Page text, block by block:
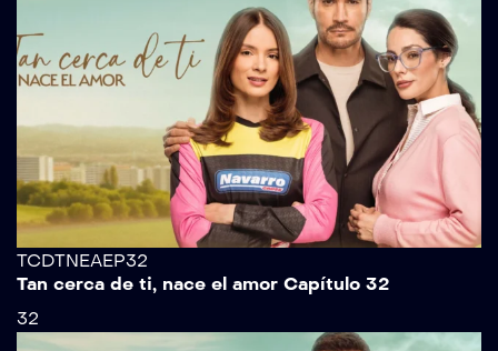
TCDTNEAEP32
Tan cerca de ti, nace el amor Capítulo 32
32